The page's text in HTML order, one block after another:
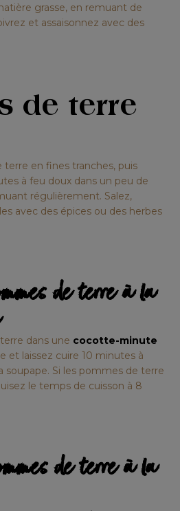
grasse, en remuant de
et assaisonnez avec des
de terre
en fines tranches, puis
à feu doux dans un peu de
régulièrement. Salez,
avec des épices ou des herbes
de terre à la
dans une cocotte-minute
et laissez cuire 10 minutes à
soupape. Si les pommes de terre
le temps de cuisson à 8
de terre à la